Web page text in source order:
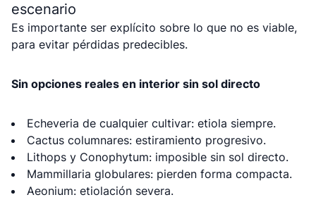
escenario
Es importante ser explícito sobre lo que no es viable,
para evitar pérdidas predecibles.
Sin opciones reales en interior sin sol directo
Echeveria de cualquier cultivar: etiola siempre.
Cactus columnares: estiramiento progresivo.
Lithops y Conophytum: imposible sin sol directo.
Mammillaria globulares: pierden forma compacta.
Aeonium: etiolación severa.